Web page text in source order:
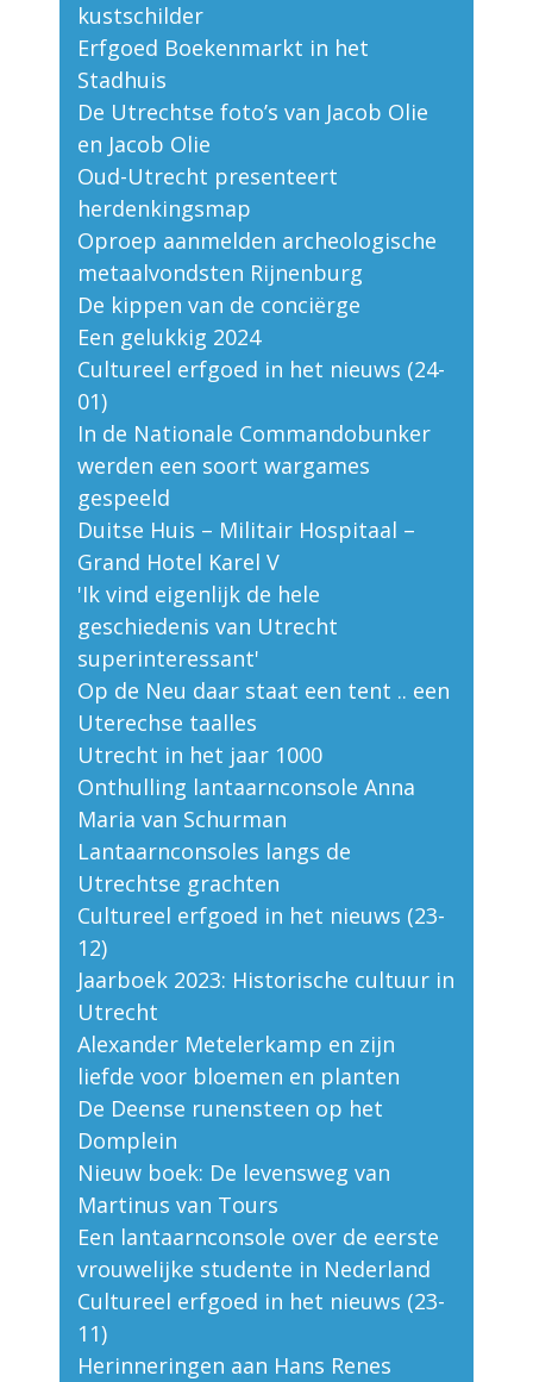
kustschilder
Erfgoed Boekenmarkt in het
Stadhuis
De Utrechtse foto’s van Jacob Olie
en Jacob Olie
Oud-Utrecht presenteert
herdenkingsmap
Oproep aanmelden archeologische
metaalvondsten Rijnenburg
De kippen van de conciërge
Een gelukkig 2024
Cultureel erfgoed in het nieuws (24-
01)
In de Nationale Commandobunker
werden een soort wargames
gespeeld
Duitse Huis – Militair Hospitaal –
Grand Hotel Karel V
'Ik vind eigenlijk de hele
geschiedenis van Utrecht
superinteressant'
Op de Neu daar staat een tent .. een
Uterechse taalles
Utrecht in het jaar 1000
Onthulling lantaarnconsole Anna
Maria van Schurman
Lantaarnconsoles langs de
Utrechtse grachten
Cultureel erfgoed in het nieuws (23-
12)
Jaarboek 2023: Historische cultuur in
Utrecht
Alexander Metelerkamp en zijn
liefde voor bloemen en planten
De Deense runensteen op het
Domplein
Nieuw boek: De levensweg van
Martinus van Tours
Een lantaarnconsole over de eerste
vrouwelijke studente in Nederland
Cultureel erfgoed in het nieuws (23-
11)
Herinneringen aan Hans Renes